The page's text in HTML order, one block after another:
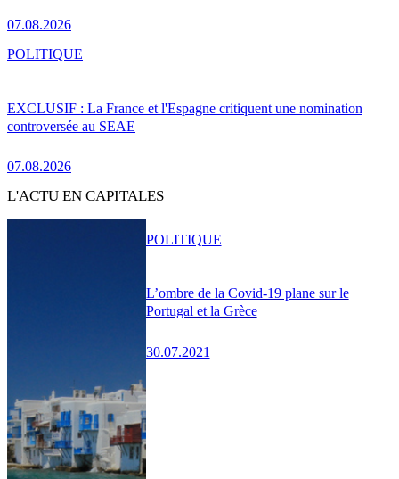
07.08.2026
EXCLUSIF : La France et l'Espagne critiquent une nomination
controversée au SEAE
07.08.2026
POLITIQUE
L'ACTU EN CAPITALES
L’ombre de la Covid-19 plane sur le
Portugal et la Grèce
30.07.2021
POLITIQUE